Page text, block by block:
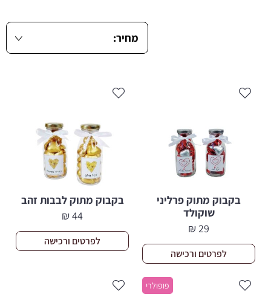
בקבוק מתוק פרליני
שוקולד
29
₪
לפרטים ורכישה
בקבוק מתוק לבבות זהב
44
₪
לפרטים ורכישה
פופולרי